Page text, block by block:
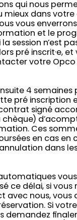
qui nous
mieux dans
vous enverrons
et le
session n’est
pré inscrit·e, et
votre Opco
4 semaines
pré inscription
signé
Ces
en cas en
dans
ce délai, si vous
avec nous, vous
Si
demandez